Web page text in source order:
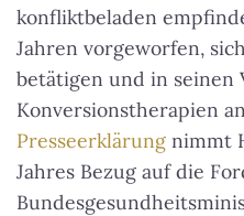
konfliktbeladen
Jahren vorgeworfen,
betätigen und in seinen
Konversionstherapien
Presseerklärung nimmt
Jahres Bezug auf die